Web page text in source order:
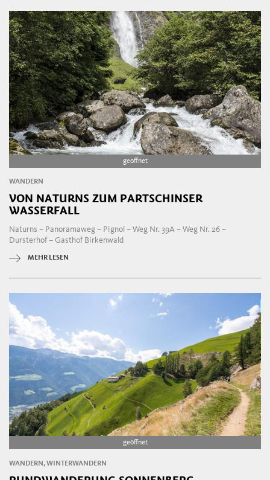
geöffnet
WANDERN
VON NATURNS ZUM PARTSCHINSER
WASSERFALL
Naturns – Panoramaweg – Pignol – Weg Nr. 39A – Weg Nr. 26 –
Dursterhof – Gasthof Birkenwald
MEHR LESEN
geöffnet
WANDERN, WINTERWANDERN